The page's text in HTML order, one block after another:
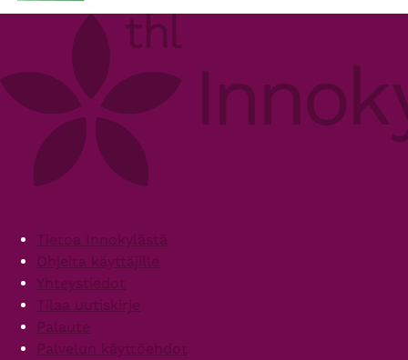
FooterTietoa Innokylästä
Ohjeita käyttäjille
Yhteystiedot
Tilaa uutiskirje
Palaute
Palvelun käyttöehdot